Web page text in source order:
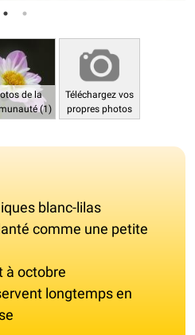
de la
(1)
Téléchargez vos
propres photos
blanc-lilas
comme une petite
à octobre
longtemps en